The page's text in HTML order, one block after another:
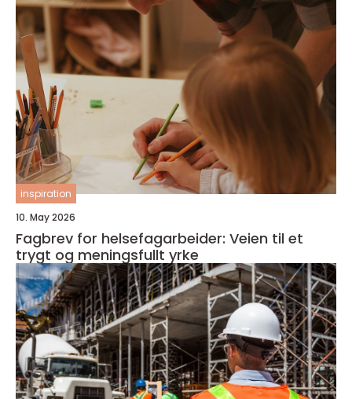
inspiration
10. May 2026
Fagbrev for helsefagarbeider: Veien til et
trygt og meningsfullt yrke